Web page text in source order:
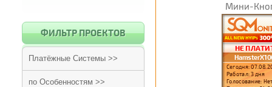
ФИЛЬТР ПРОЕКТОВ
Платёжные Системы >>
по Особенностям >>
Мини-